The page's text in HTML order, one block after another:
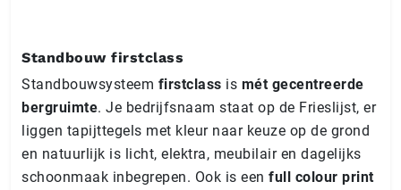
Standbouw firstclass
Standbouwsysteem firstclass is mét gecentreerde
bergruimte. Je bedrijfsnaam staat op de Frieslijst, er
liggen tapijttegels met kleur naar keuze op de grond
en natuurlijk is licht, elektra, meubilair en dagelijks
schoonmaak inbegrepen. Ook is een full colour print